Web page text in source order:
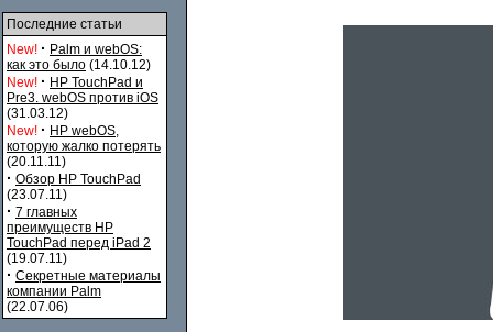
Последние статьи
New! · Palm и webOS:
как это было (14.10.12)
New! · HP TouchPad и
Pre3. webOS против iOS
(31.03.12)
New! · HP webOS,
которую жалко потерять
(20.11.11)
· Обзор HP TouchPad
(23.07.11)
· 7 главных
преимуществ HP
TouchPad перед iPad 2
(19.07.11)
· Секретные материалы
компании Palm
(22.07.06)